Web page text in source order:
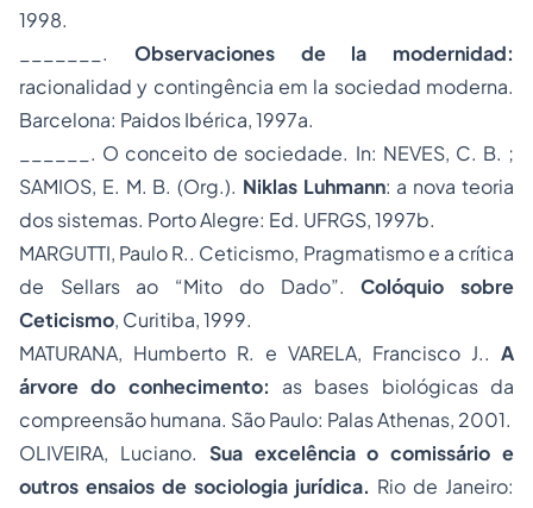
1998.
_______. Observaciones de la modernidad:
racionalidad y contingência em la sociedad moderna.
Barcelona: Paidos Ibérica, 1997a.
______. O conceito de sociedade. In: NEVES, C. B. ;
SAMIOS, E. M. B. (Org.). Niklas Luhmann: a nova teoria
dos sistemas. Porto Alegre: Ed. UFRGS, 1997b.
MARGUTTI, Paulo R.. Ceticismo, Pragmatismo e a crítica
de Sellars ao “Mito do Dado”.Colóquio sobre
Ceticismo, Curitiba, 1999.
MATURANA, Humberto R. e VARELA, Francisco J.. A
árvore do conhecimento: as bases biológicas da
compreensão humana. São Paulo: Palas Athenas, 2001.
OLIVEIRA, Luciano. Sua excelência o comissário e
outros ensaios de sociologia jurídica. Rio de Janeiro: